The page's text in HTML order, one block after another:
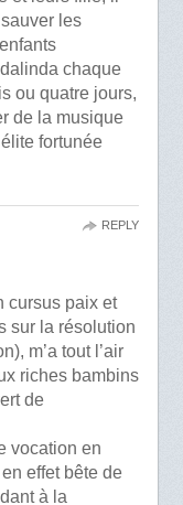
les
chaque
ou quatre jours,
de la musique
fortunée
cursus paix et
sur la résolution
m’a tout l’air
riches bambins
de
vocation en
effet bête de
à la
REPLY